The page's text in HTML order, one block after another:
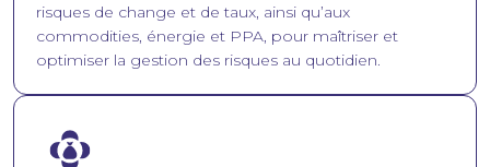
risques de change et de taux, ainsi qu’aux
commodities, énergie et PPA, pour maîtriser et
optimiser la gestion des risques au quotidien.
Image